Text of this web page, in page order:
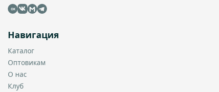
OK
Навигация
Каталог
Оптовикам
О нас
Клуб